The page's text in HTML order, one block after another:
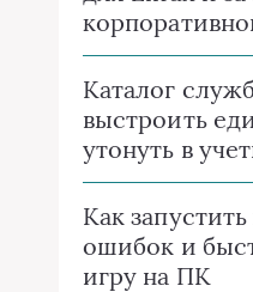
Каталог
выстроить
утонуть в
Как
ошибок и
игру на ПК